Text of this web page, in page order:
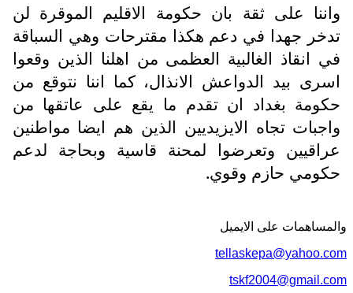
واننا على ثقة بان حكومة الاقليم الموقرة لن
تدخر جهدا في دعم هكذا مقترحات وهي السباقة
في انقاذ الغالبية العظمى من اهلنا الذين وقعوا
اسرى بيد الدواعش الانذال، كما اننا نتوقع من
حكومة بغداد ان تقدم ما يقع على عاتقها من
واجبات تجاه الايزيديين الذين هم ايضا مواطنين
عراقيين وتعرضوا لمحنة قاسية وبحاجة لدعم
حكومي حازم وقوي.
والمساهمات علی الایمیل
tellaskepa@yahoo.com
tskf2004@gmail.com